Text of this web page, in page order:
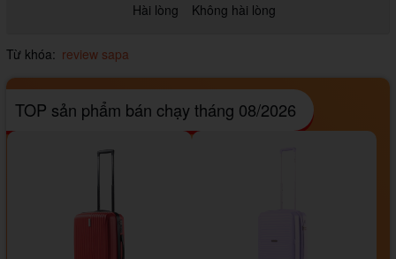
Hài lòng Không hài lòng
Từ khóa: review sapa
TOP sản phẩm bán chạy tháng 08/2026